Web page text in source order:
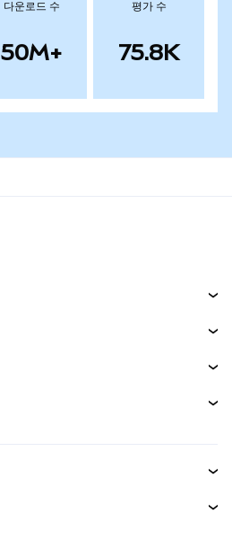
다운로드 수
50M+
평가 수
75.8K